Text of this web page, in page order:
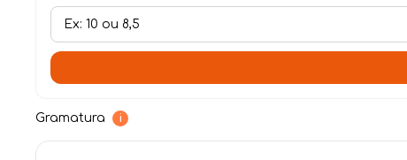
Gramatura i